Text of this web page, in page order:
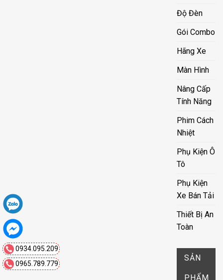
Độ Đèn
Gói Combo
Hãng Xe
Màn Hình
Nâng Cấp
Tính Năng
Phim Cách
Nhiệt
Phụ Kiện Ô
Tô
Phụ Kiện
Xe Bán Tải
Thiết Bị An
Toàn
SẢN
PHẨM
0965.789.779
0934.095.209